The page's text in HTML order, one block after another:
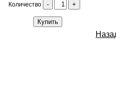
Количество - +
Купить